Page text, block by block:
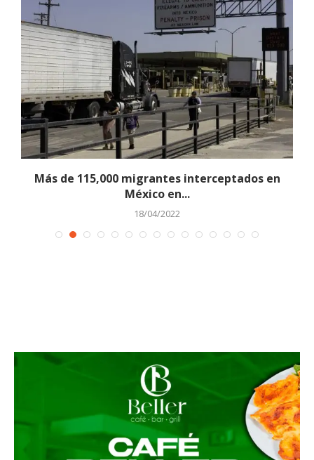
Más de 115,000 migrantes interceptados en
México en...
18/04/2022